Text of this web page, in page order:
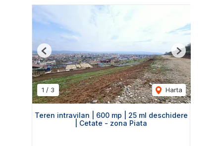
1 / 3 Harta
Previous Next
Teren intravilan | 600 mp | 25 ml deschidere
| Cetate - zona Piata